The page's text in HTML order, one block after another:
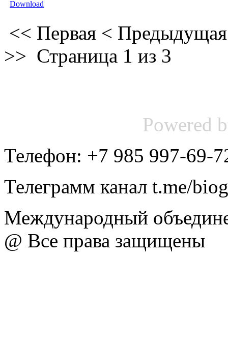
<< Первая < Предыдущая
>> Страница 1 из 3
Powered
Телефон: +7 985 997-69-
Телеграмм канал t.me/
Международный
@ Все права защищены